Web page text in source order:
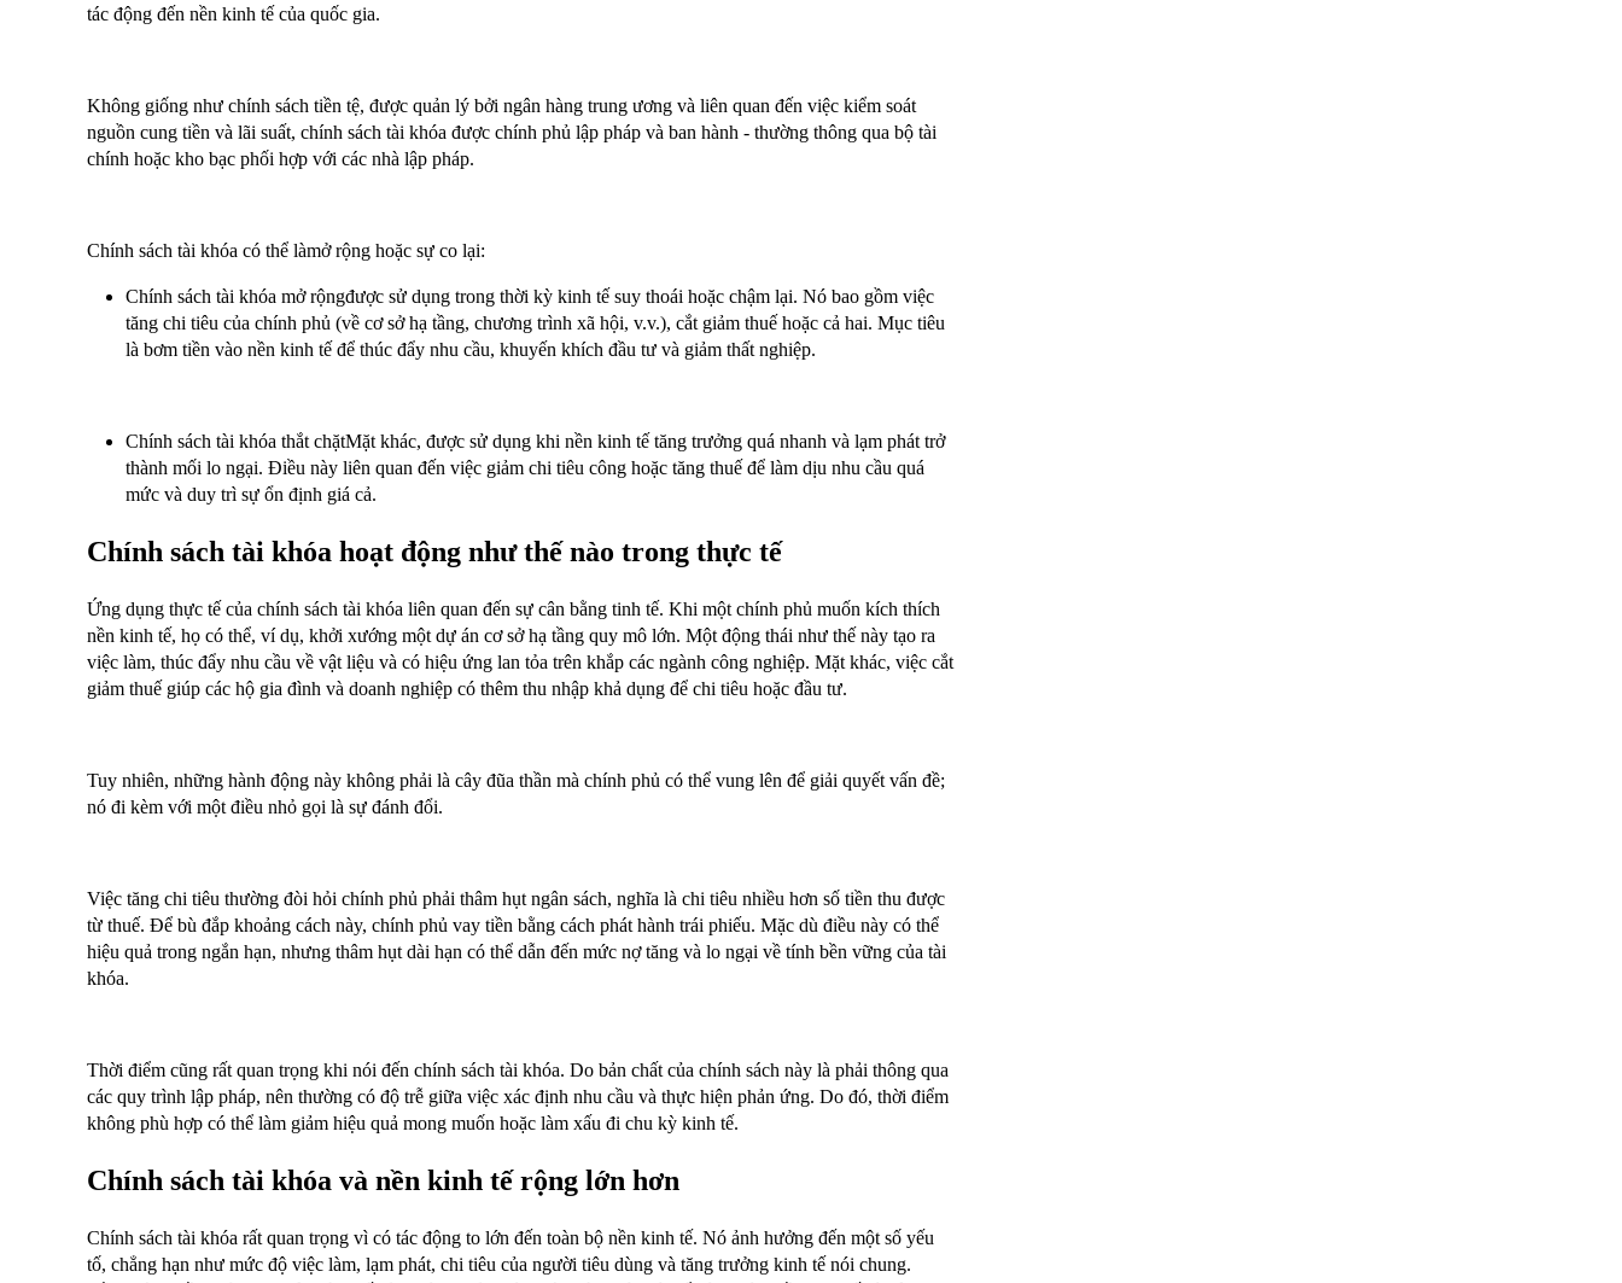
tác động đến nền kinh tế của quốc gia.
Không giống như chính sách tiền tệ, được quản lý bởi ngân hàng trung ương và liên quan đến việc kiểm soát
nguồn cung tiền và lãi suất, chính sách tài khóa được chính phủ lập pháp và ban hành - thường thông qua bộ tài
chính hoặc kho bạc phối hợp với các nhà lập pháp.
Chính sách tài khóa có thể làmở rộng hoặc sự co lại:
Chính sách tài khóa mở rộngđược sử dụng trong thời kỳ kinh tế suy thoái hoặc chậm lại. Nó bao gồm việc
tăng chi tiêu của chính phủ (về cơ sở hạ tầng, chương trình xã hội, v.v.), cắt giảm thuế hoặc cả hai. Mục tiêu
là bơm tiền vào nền kinh tế để thúc đẩy nhu cầu, khuyến khích đầu tư và giảm thất nghiệp.
Chính sách tài khóa thắt chặtMặt khác, được sử dụng khi nền kinh tế tăng trưởng quá nhanh và lạm phát trở
thành mối lo ngại. Điều này liên quan đến việc giảm chi tiêu công hoặc tăng thuế để làm dịu nhu cầu quá
mức và duy trì sự ổn định giá cả.
Chính sách tài khóa hoạt động như thế nào trong thực tế
Ứng dụng thực tế của chính sách tài khóa liên quan đến sự cân bằng tinh tế. Khi một chính phủ muốn kích thích
nền kinh tế, họ có thể, ví dụ, khởi xướng một dự án cơ sở hạ tầng quy mô lớn. Một động thái như thế này tạo ra
việc làm, thúc đẩy nhu cầu về vật liệu và có hiệu ứng lan tỏa trên khắp các ngành công nghiệp. Mặt khác, việc cắt
giảm thuế giúp các hộ gia đình và doanh nghiệp có thêm thu nhập khả dụng để chi tiêu hoặc đầu tư.
Tuy nhiên, những hành động này không phải là cây đũa thần mà chính phủ có thể vung lên để giải quyết vấn đề;
nó đi kèm với một điều nhỏ gọi là sự đánh đổi.
Việc tăng chi tiêu thường đòi hỏi chính phủ phải thâm hụt ngân sách, nghĩa là chi tiêu nhiều hơn số tiền thu được
từ thuế. Để bù đắp khoảng cách này, chính phủ vay tiền bằng cách phát hành trái phiếu. Mặc dù điều này có thể
hiệu quả trong ngắn hạn, nhưng thâm hụt dài hạn có thể dẫn đến mức nợ tăng và lo ngại về tính bền vững của tài
khóa.
Thời điểm cũng rất quan trọng khi nói đến chính sách tài khóa. Do bản chất của chính sách này là phải thông qua
các quy trình lập pháp, nên thường có độ trễ giữa việc xác định nhu cầu và thực hiện phản ứng. Do đó, thời điểm
không phù hợp có thể làm giảm hiệu quả mong muốn hoặc làm xấu đi chu kỳ kinh tế.
Chính sách tài khóa và nền kinh tế rộng lớn hơn
Chính sách tài khóa rất quan trọng vì có tác động to lớn đến toàn bộ nền kinh tế. Nó ảnh hưởng đến một số yếu
tố, chẳng hạn như mức độ việc làm, lạm phát, chi tiêu của người tiêu dùng và tăng trưởng kinh tế nói chung.